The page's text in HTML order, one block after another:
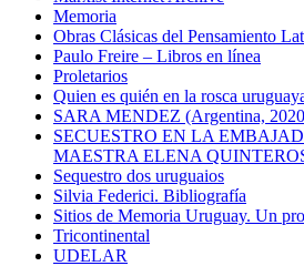
Memoria
Obras Clásicas del Pensamiento
Paulo Freire – Libros en línea
Proletarios
Quien es quién en la rosca
SARA MENDEZ (Argentina,
SECUESTRO EN LA
MAESTRA ELENA
Sequestro dos uruguaios
Silvia Federici. Bibliografía
Sitios de Memoria Uruguay. Un
Tricontinental
UDELAR